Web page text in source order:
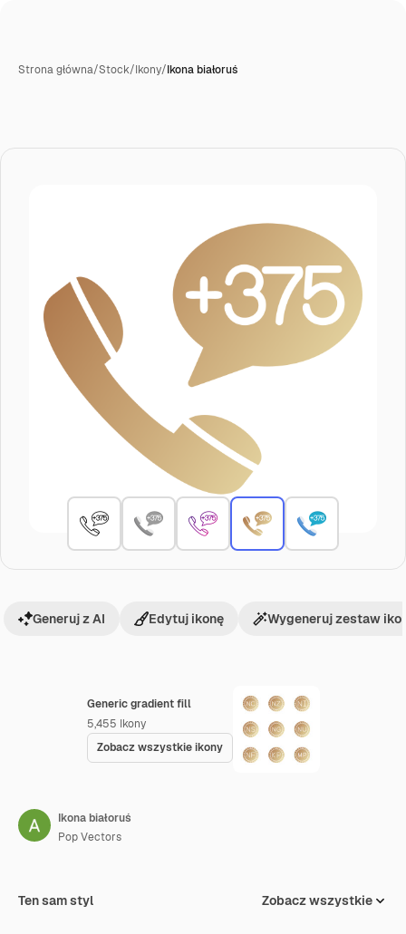
Strona główna/Stock/Ikony/Ikona białoruś
Generic gradient fill
5,455 Ikony
Zobacz wszystkie ikony
Generuj z AI Edytuj ikonę Wygeneruj zestaw
Ikona białoruś
Pop Vectors
Ten sam styl Zobacz wszystkie